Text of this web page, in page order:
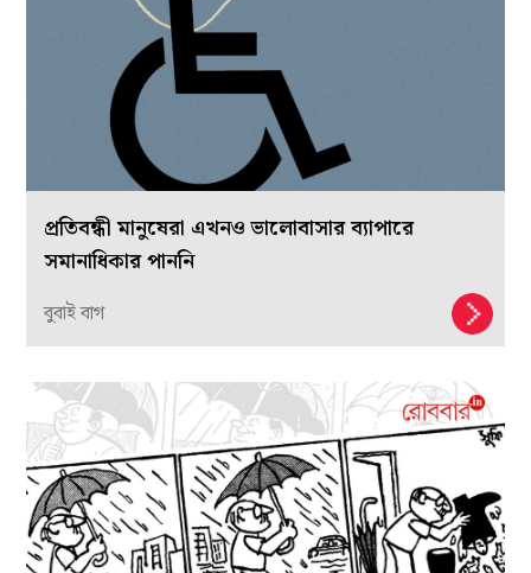
প্রতিবন্ধী মানুষেরা এখনও ভালোবাসার ব্যাপারে
সমানাধিকার পাননি
বুবাই বাগ